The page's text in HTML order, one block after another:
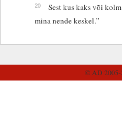
20
Sest kus kaks või
mina nende keskel.”
© AD 2005-